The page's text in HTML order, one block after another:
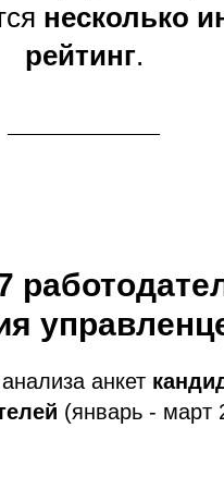
несколько
рейтинг.
анкет
(январь - март